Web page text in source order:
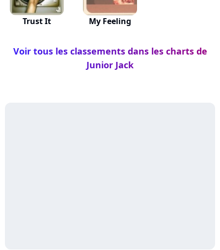
Trust It My Feeling
Voir tous les classements dans les charts de
Junior Jack